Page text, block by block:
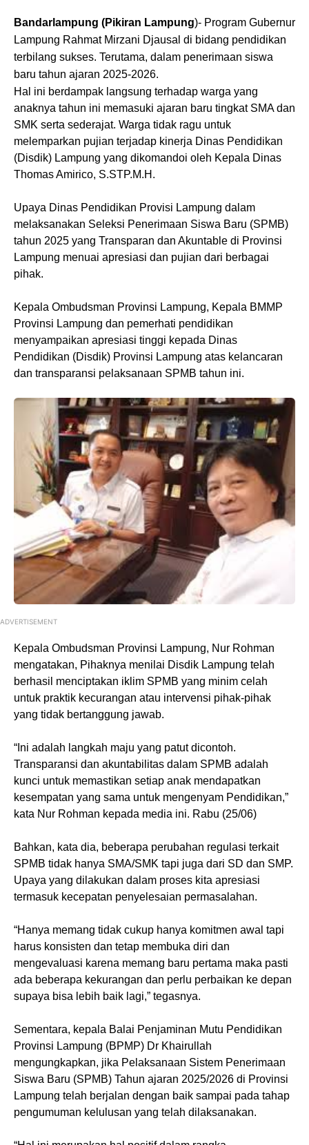
Bandarlampung (Pikiran Lampung)- Program Gubernur
Lampung Rahmat Mirzani Djausal di bidang pendidikan
terbilang sukses. Terutama, dalam penerimaan siswa
baru tahun ajaran 2025-2026.
Hal ini berdampak langsung terhadap warga yang
anaknya tahun ini memasuki ajaran baru tingkat SMA dan
SMK serta sederajat. Warga tidak ragu untuk
melemparkan pujian terjadap kinerja Dinas Pendidikan
(Disdik) Lampung yang dikomandoi oleh Kepala Dinas
Thomas Amirico, S.STP.M.H.
Upaya Dinas Pendidikan Provisi Lampung dalam
melaksanakan Seleksi Penerimaan Siswa Baru (SPMB)
tahun 2025 yang Transparan dan Akuntable di Provinsi
Lampung menuai apresiasi dan pujian dari berbagai
pihak.
Kepala Ombudsman Provinsi Lampung, Kepala BMMP
Provinsi Lampung dan pemerhati pendidikan
menyampaikan apresiasi tinggi kepada Dinas
Pendidikan (Disdik) Provinsi Lampung atas kelancaran
dan transparansi pelaksanaan SPMB tahun ini.
ADVERTISEMENT
Kepala Ombudsman Provinsi Lampung, Nur Rohman
mengatakan, Pihaknya menilai Disdik Lampung telah
berhasil menciptakan iklim SPMB yang minim celah
untuk praktik kecurangan atau intervensi pihak-pihak
yang tidak bertanggung jawab.
“Ini adalah langkah maju yang patut dicontoh.
Transparansi dan akuntabilitas dalam SPMB adalah
kunci untuk memastikan setiap anak mendapatkan
kesempatan yang sama untuk mengenyam Pendidikan,”
kata Nur Rohman kepada media ini. Rabu (25/06)
Bahkan, kata dia, beberapa perubahan regulasi terkait
SPMB tidak hanya SMA/SMK tapi juga dari SD dan SMP.
Upaya yang dilakukan dalam proses kita apresiasi
termasuk kecepatan penyelesaian permasalahan.
“Hanya memang tidak cukup hanya komitmen awal tapi
harus konsisten dan tetap membuka diri dan
mengevaluasi karena memang baru pertama maka pasti
ada beberapa kekurangan dan perlu perbaikan ke depan
supaya bisa lebih baik lagi,” tegasnya.
Sementara, kepala Balai Penjaminan Mutu Pendidikan
Provinsi Lampung (BPMP) Dr Khairullah
mengungkapkan, jika Pelaksanaan Sistem Penerimaan
Siswa Baru (SPMB) Tahun ajaran 2025/2026 di Provinsi
Lampung telah berjalan dengan baik sampai pada tahap
pengumuman kelulusan yang telah dilaksanakan.